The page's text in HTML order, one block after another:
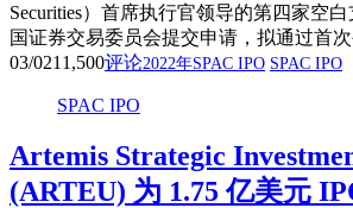
Securities）首席执行官领导的第四家空
国证券交易委员会提交申请，拟通过首
03/0211,500评论2022年SPAC IPO SPAC IPO
SPAC IPO
Artemis Strategic
(ARTEU) 为 1.75 亿美元